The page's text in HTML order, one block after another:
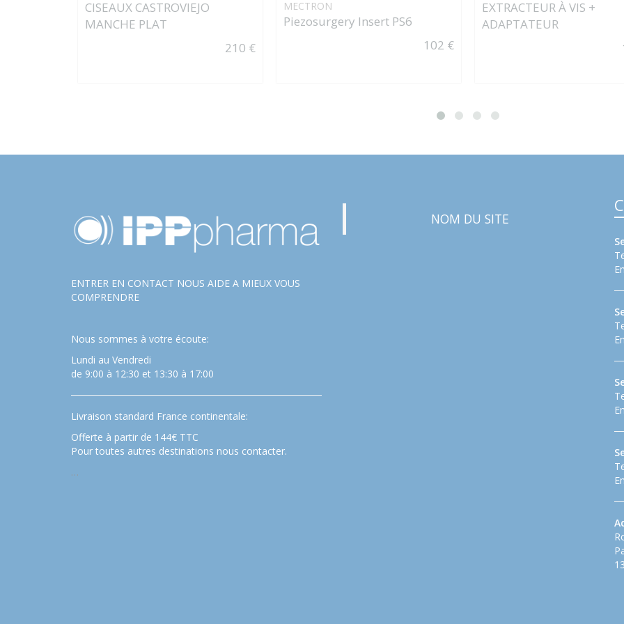
CISEAUX CASTROVIEJO
MANCHE PLAT
210 €
MECTRON
Piezosurgery Insert PS6
102 €
EXTRACTEUR À VIS +
ADAPTATEUR
ENTRER EN CONTACT NOUS AIDE A MIEUX VOUS
COMPRENDRE
Nous sommes à votre écoute:
Lundi au Vendredi
de 9:00 à 12:30 et 13:30 à 17:00
Livraison standard France continentale:
Offerte à partir de 144€ TTC
Pour toutes autres destinations nous contacter.
…
NOM DU SITE